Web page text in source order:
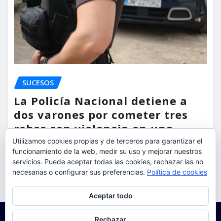
SUCESOS
La Policía Nacional detiene a
dos varones por cometer tres
robos con violencia en una
misma mañana
torrent al dia Ago 7, 2026
Utilizamos cookies propias y de terceros para garantizar el
funcionamiento de la web, medir su uso y mejorar nuestros
servicios. Puede aceptar todas las cookies, rechazar las no
necesarias o configurar sus preferencias. Política de cookies
Aceptar todo
Rechazar
Para obtener más información, incluido cómo gestionar las cookies,